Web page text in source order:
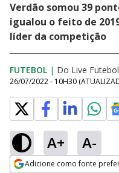
Verdão somou 39
igualou o feito de
líder da competição
FUTEBOL | Do Live
26/07/2022 - 10H30
A+ A-
Adicione como fonte